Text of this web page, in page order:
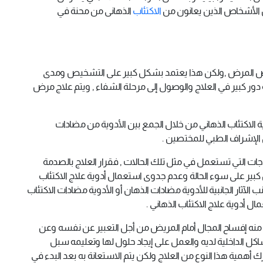
الأشخاص الذين يعانون من الاكتئاب الذهانى من محنة في
المرض ,ولكن هذا يعتمد بشكل كبير على التشخيص ومدى
دور كبير في العلاج والوصول إلى مرحلة الشفاء , ويتم علاج مرض
الاكتئاب الذهاني من خلال الجمع بين الأدوية من مضادات
الإشراف الطبي للمختصين .
التي تستعمل في مثل تلك الحالات , فقرار العلاج بالصدمة
على سوء الحالة وعدم جدوى استعمال أدوية علاج الاكتئاب
الجانبية للأدوية مضادات الذهان أو الأدوية مضادات الاكتئاب
أدوية علاج الاكتئاب الذهاني .
منه إفساح المجال أمام المريض من أجل التعبير عن نفسه وعن
الداخلية لديه والعمل على إيجاد حلول لها وتعليمه سبل
أهمية هذا النوع من العلاج ولكن يتم الاستعانة به بعد البدء في